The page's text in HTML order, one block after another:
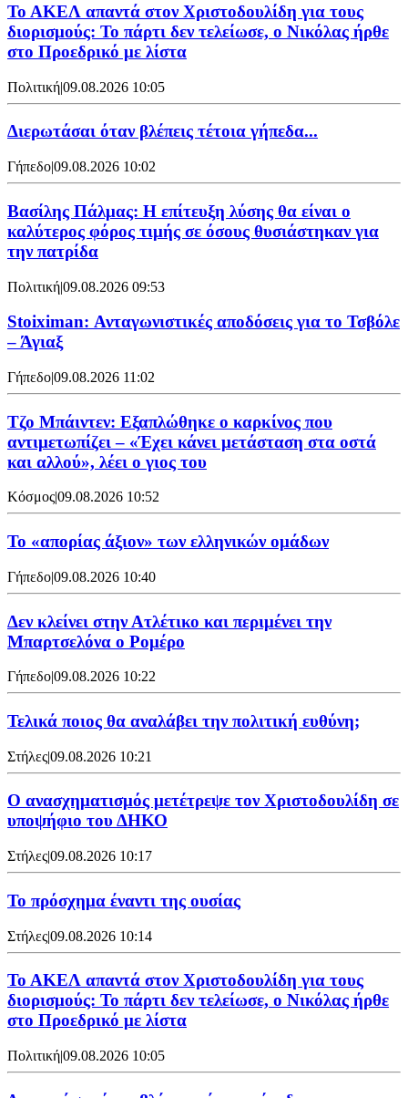
Το ΑΚΕΛ απαντά στον Χριστοδουλίδη για τους
διορισμούς: Το πάρτι δεν τελείωσε, ο Νικόλας ήρθε
στο Προεδρικό με λίστα
Πολιτική|09.08.2026 10:05
Διερωτάσαι όταν βλέπεις τέτοια γήπεδα...
Γήπεδο|09.08.2026 10:02
Βασίλης Πάλμας: Η επίτευξη λύσης θα είναι ο
καλύτερος φόρος τιμής σε όσους θυσιάστηκαν για
την πατρίδα
Πολιτική|09.08.2026 09:53
Stoiximan: Ανταγωνιστικές αποδόσεις για το Τσβόλε
– Άγιαξ
Γήπεδο|09.08.2026 11:02
Τζο Μπάιντεν: Εξαπλώθηκε ο καρκίνος που
αντιμετωπίζει – «Έχει κάνει μετάσταση στα οστά
και αλλού», λέει ο γιος του
Κόσμος|09.08.2026 10:52
Το «απορίας άξιον» των ελληνικών ομάδων
Γήπεδο|09.08.2026 10:40
Δεν κλείνει στην Ατλέτικο και περιμένει την
Μπαρτσελόνα ο Ρομέρο
Γήπεδο|09.08.2026 10:22
Τελικά ποιος θα αναλάβει την πολιτική ευθύνη;
Στήλες|09.08.2026 10:21
Ο ανασχηματισμός μετέτρεψε τον Χριστοδουλίδη σε
υποψήφιο του ΔΗΚΟ
Στήλες|09.08.2026 10:17
Το πρόσχημα έναντι της ουσίας
Στήλες|09.08.2026 10:14
Το ΑΚΕΛ απαντά στον Χριστοδουλίδη για τους
διορισμούς: Το πάρτι δεν τελείωσε, ο Νικόλας ήρθε
στο Προεδρικό με λίστα
Πολιτική|09.08.2026 10:05